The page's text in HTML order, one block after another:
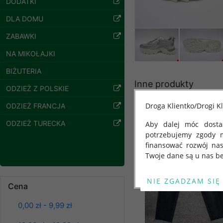
DLA DOMU
ZABAWKI
NA MIKOŁAJKI
BIŻUTERIA
ODZIEŻ Z POLSKIE
ODZIEŻ FRANCJA
ODZIEŻ TURECKA
Cena
0,00 zł - 9,99 zł
jeansy Roz 25-30, 1
Kolor Paczka 10 szt
szczegóły
Spodnie damskie
Inne produkty
Droga Klientko/Drogi
Aby dalej móc
potrzebujemy zgody
finansować rozwój
Twoje dane są u nas
Od 25 maja 2018
kwietnia 2016 r. w
swobodnego
"GDPR" lub "Ogólne
przetwarzaniu